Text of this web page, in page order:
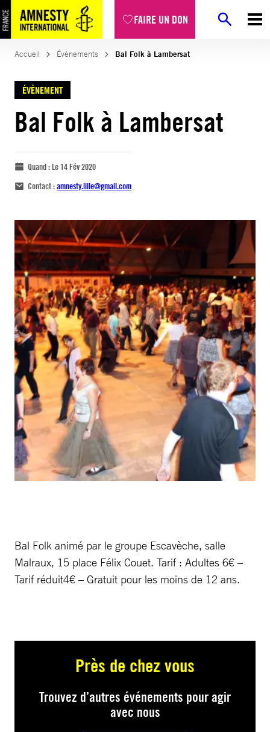
FAIRE UN DON
Accueil Évènements Bal Folk à Lambersat
ÉVÈNEMENT
Bal Folk à Lambersat
Quand :Le 14 Fév 2020
Contact :amnesty.lille@gmail.com
Bal Folk animé par le groupe Escavèche, salle
Malraux, 15 place Félix Couet. Tarif : Adultes 6€ –
Tarif réduit4€ – Gratuit pour les moins de 12 ans.
Près de chez vous
Trouvez d’autres événements pour agir
avec nous